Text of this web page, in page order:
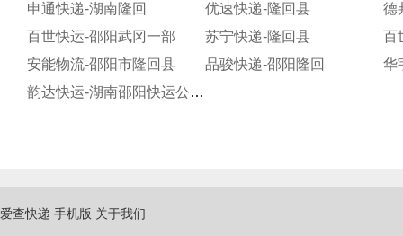
申通快递-湖南隆回
优速快递-隆回县
德
百世快运-邵阳武冈一部
苏宁快递-隆回县
百
安能物流-邵阳市隆回县
品骏快递-邵阳隆回
华
韵达快运-湖南邵阳快运公司隆回分部
爱查快递 手机版 关于我们